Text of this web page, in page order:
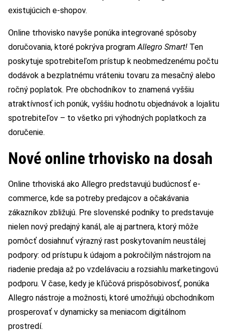
existujúcich e-shopov.
Online trhovisko navyše ponúka integrované spôsoby
doručovania, ktoré pokrýva programAllegro Smart! Ten
poskytuje spotrebiteľom prístup k neobmedzenému počtu
dodávok a bezplatnému vráteniu tovaru za mesačný alebo
ročný poplatok. Pre obchodníkov to znamená vyššiu
atraktívnosť ich ponúk, vyššiu hodnotu objednávok a lojalitu
spotrebiteľov – to všetko pri výhodných poplatkoch za
doručenie.
Nové online trhovisko na dosah
Online trhoviská ako Allegro predstavujú budúcnosť e-
commerce, kde sa potreby predajcov a očakávania
zákazníkov zbližujú. Pre slovenské podniky to predstavuje
nielen nový predajný kanál, ale aj partnera, ktorý môže
pomôcť dosiahnuť výrazný rast poskytovaním neustálej
podpory: od prístupu k údajom a pokročilým nástrojom na
riadenie predaja až po vzdelávaciu a rozsiahlu marketingovú
podporu. V čase, kedy je kľúčová prispôsobivosť, ponúka
Allegro nástroje a možnosti, ktoré umožňujú obchodníkom
prosperovať v dynamicky sa meniacom digitálnom
prostredí.